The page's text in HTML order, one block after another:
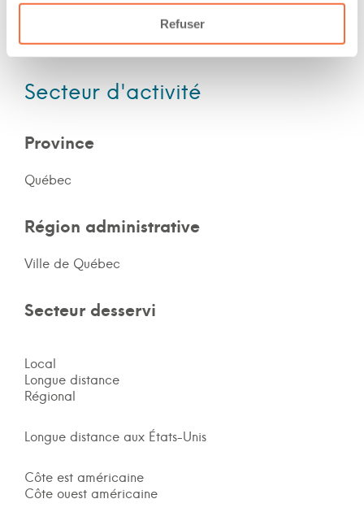
Refuser
Secteur d'activité
Province
Québec
Région administrative
Ville de Québec
Secteur desservi
Local
Longue distance
Régional
Longue distance aux États-Unis
Côte est américaine
Côte ouest américaine